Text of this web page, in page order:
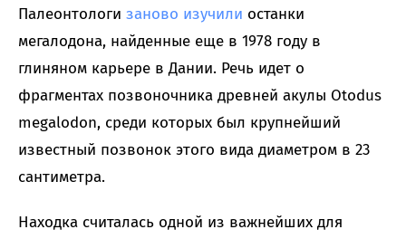
Палеонтологи заново изучили останки
мегалодона, найденные еще в 1978 году в
глиняном карьере в Дании. Речь идет о
фрагментах позвоночника древней акулы Otodus
megalodon, среди которых был крупнейший
известный позвонок этого вида диаметром в 23
сантиметра.
Находка считалась одной из важнейших для